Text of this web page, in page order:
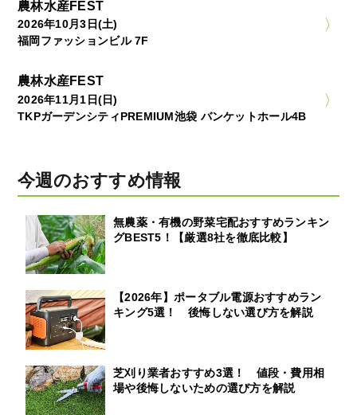
農林水産FEST
2026年10月3日(土)
福岡ファッションビル 7F
農林水産FEST
2026年11月1日(日)
TKPガーデンシティPREMIUM池袋 バンケットホール4B
今週のおすすめ情報
無農薬・有機の野菜宅配おすすめランキン
グBEST5！【厳選8社を徹底比較】
【2026年】ポータブル電源おすすめラン
キング5選！ 後悔しない選び方を解説
芝刈り業者おすすめ3選！ 値段・費用相
場や後悔しないための選び方を解説